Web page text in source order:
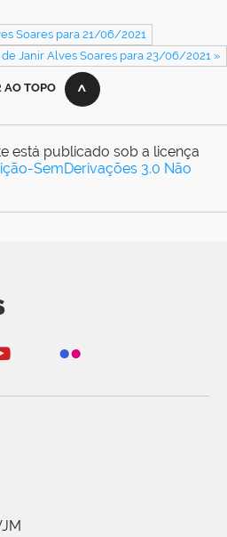
Soares para 21/06/2021
Janir Alves Soares para 23/06/2021 »
AO TOPO
está publicado sob a licença
SemDerivações 3.0 Não